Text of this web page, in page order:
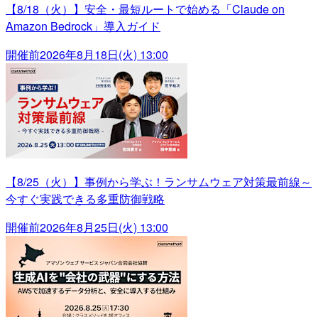
【8/18（火）】安全・最短ルートで始める「Claude on
Amazon Bedrock」導入ガイド
開催前2026年8月18日(火) 13:00
【8/25（火）】事例から学ぶ！ランサムウェア対策最前線～
今すぐ実践できる多重防御戦略
開催前2026年8月25日(火) 13:00